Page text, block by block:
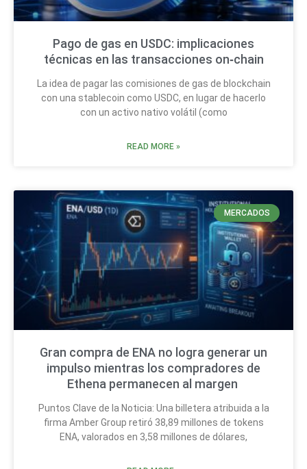
Pago de gas en USDC: implicaciones
técnicas en las transacciones on‑chain
La idea de pagar las comisiones de gas de blockchain
con una stablecoin como USDC, en lugar de hacerlo
con un activo nativo volátil (como
READ MORE »
MERCADOS
Gran compra de ENA no logra generar un
impulso mientras los compradores de
Ethena permanecen al margen
Puntos Clave de la Noticia: Una billetera atribuida a la
firma Amber Group retiró 38,89 millones de tokens
ENA, valorados en 3,58 millones de dólares,